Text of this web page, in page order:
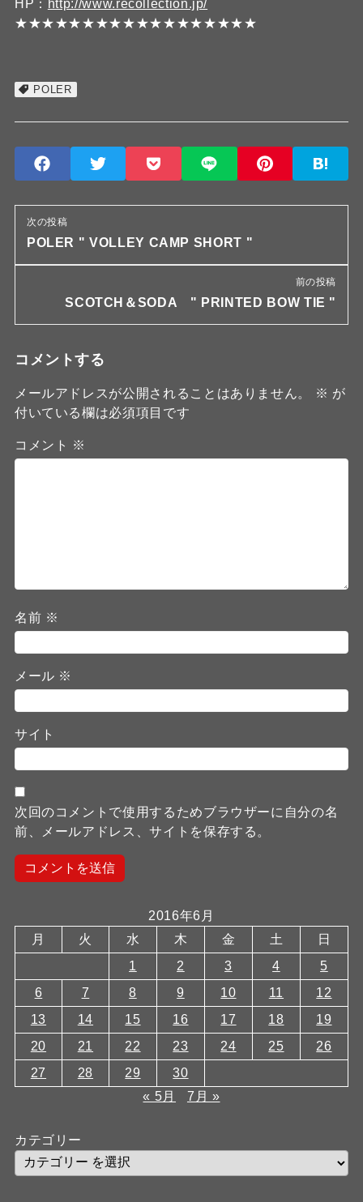
HP： http://www.recollection.jp/
★★★★★★★★★★★★★★★★★★
POLER
次の投稿
POLER " VOLLEY CAMP SHORT "
前の投稿
SCOTCH＆SODA " PRINTED BOW TIE "
コメントする
メールアドレスが公開されることはありません。 ※ が
付いている欄は必須項目です
コメント ※
名前 ※
メール ※
サイト
次回のコメントで使用するためブラウザーに自分の名
前、メールアドレス、サイトを保存する。
2016年6月
月
火 水 木 金 土
日
1
2 3 4
5
6
7 8 9 10 11
12
13
14 15 16 17 18
19
20
21 22 23 24 25
26
27
28 29
30
« 5月
7月 »
カテゴリー